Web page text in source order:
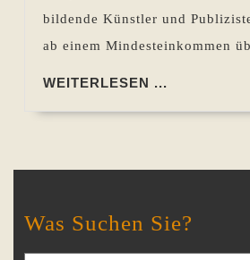
bildende Künstler und
ab einem Mindesteinkommen
WEITERLESEN ...
Was Suchen Sie?